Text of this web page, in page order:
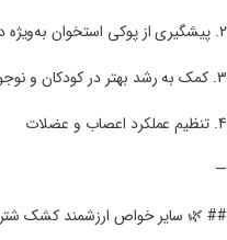
2. پیشگیری از پوکی استخوان به‌ویژه در سالمندان و زنان باردار
3. کمک به رشد بهتر در کودکان و نوجوانان
4. تنظیم عملکرد اعصاب و عضلات
—
## 🌿 سایر خواص ارزشمند کشک شتر